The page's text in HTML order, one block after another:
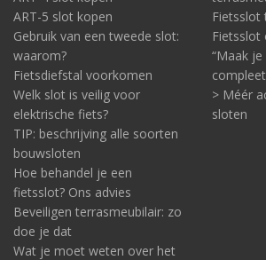
ART-5 slot kopen
Gebruik van een tweede slot:
waarom?
Fietsdiefstal voorkomen
Welk slot is veilig voor
elektrische fiets?
TIP: beschrijving alle soorten
bouwsloten
Hoe behandel je een
fietsslot? Ons advies
Beveiligen terrasmeubilair: zo
doe je dat
Wat je moet weten over het
Fietsslot
Fietsslot
“Maak
> Méér
sloten